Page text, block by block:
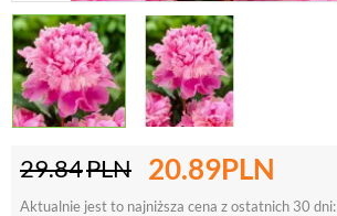
29.84PLN 20.89PLN
Aktualnie jest to najniższa cena z ostatnich 30 dni: